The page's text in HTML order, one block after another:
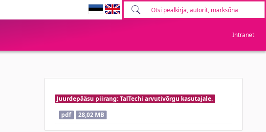
Intranet
Juurdepääsu piirang: TalTechi arvutivõrgu kasutajale.
pdf
28,02 MB